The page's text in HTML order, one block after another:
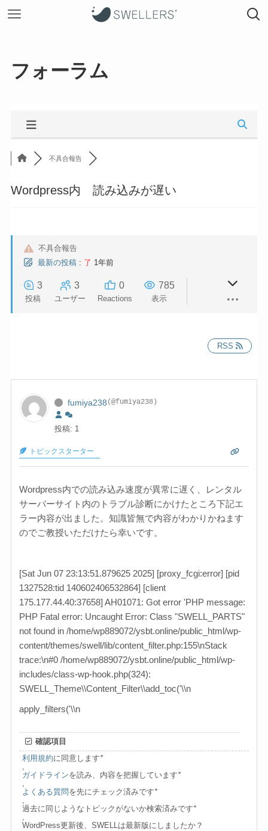
フォーラム
不具合報告
Wordpress内 読み込みが遅い
不具合報告
最新の投稿 : 了 1年前
3
投稿
3
ユーザー
0
Reactions
785
表示
RSS
fumiya238 (@fumiya238)
投稿: 1
トピックスターター
Wordpress内での読み込み速度が異常に遅く、レンタル
サーバーサイト内のトラブル診断にかけたところ下記エ
ラー内容が出ました。知識皆無で内容がわかりかねます
のでご教授いただけたら幸いです。
[Sat Jun 07 23:13:51.879625 2025] [proxy_fcgi:error] [pid
1327528:tid 140602406532864] [client
175.177.44.40:37658] AH01071: Got error 'PHP message:
PHP Fatal error: Uncaught Error: Class "SWELL_PARTS"
not found in /home/wp889072/ysbt.online/public_html/wp-
content/themes/swell/lib/content_filter.php:155\nStack
trace:\n#0 /home/wp889072/ysbt.online/public_html/wp-
includes/class-wp-hook.php(324):
SWELL_Theme\\Content_Filter\\add_toc('\\n
apply_filters('\\n
確認項目
利用規約に同意します*
,
ガイドラインを読み、内容を把握しています*
,
よくある質問 を先にチェック済みです*
,
過去に同じようなトピックがないか検索済みです*
,
WordPress更新後、SWELLは最新版にしましたか？